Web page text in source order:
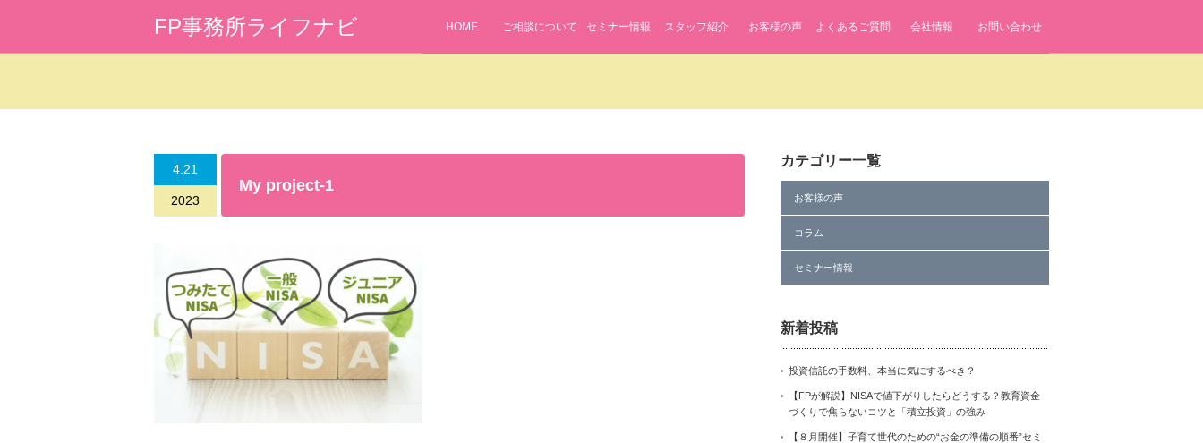
FP事務所ライフナビ HOME ご相談について セミナー情報 スタッフ紹介 お客様の声 よくあるご質問 会社情報 お問い合わせ
/home/lifenavi2024/public_html/wp-content/themes/lifenavi/single.php
4.21
2023
My project-1
カテゴリー一覧
お客様の声
コラム
セミナー情報
新着投稿
投資信託の手数料、本当に気にするべき？
【FPが解説】NISAで値下がりしたらどうする？教育資金
づくりで焦らないコツと「積立投資」の強み
【８月開催】子育て世代のための“お金の準備の順番”セミ